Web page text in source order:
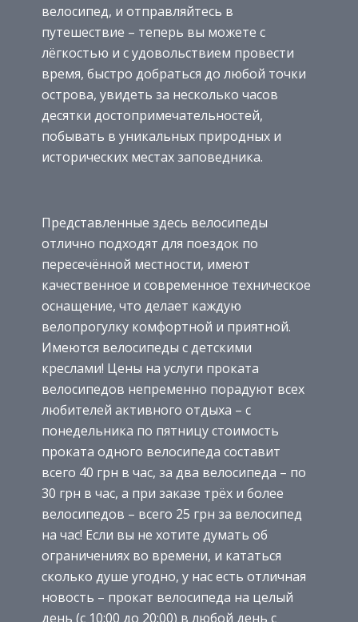
велосипед, и отправляйтесь в
путешествие – теперь вы можете с
лёгкостью и с удовольствием провести
время, быстро добраться до любой точки
острова, увидеть за несколько часов
десятки достопримечательностей,
побывать в уникальных природных и
исторических местах заповедника.
Представленные здесь велосипеды
отлично подходят для поездок по
пересечённой местности, имеют
качественное и современное техническое
оснащение, что делает каждую
велопрогулку комфортной и приятной.
Имеются велосипеды с детскими
креслами! Цены на услуги проката
велосипедов непременно порадуют всех
любителей активного отдыха – с
понедельника по пятницу стоимость
проката одного велосипеда составит
всего 40 грн в час, за два велосипеда – по
30 грн в час, а при заказе трёх и более
велосипедов – всего 25 грн за велосипед
на час! Если вы не хотите думать об
ограничениях во времени, и кататься
сколько душе угодно, у нас есть отличная
новость – прокат велосипеда на целый
день (с 10:00 до 20:00) в любой день с